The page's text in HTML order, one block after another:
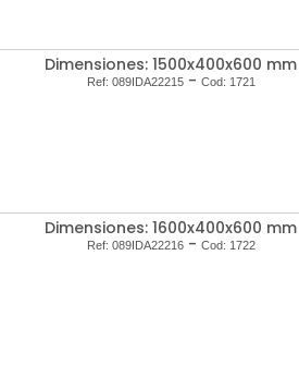
Dimensiones: 1500x400x600 mm
Ref: 089IDA22215- Cod: 1721
Dimensiones: 1600x400x600 mm
Ref: 089IDA22216- Cod: 1722